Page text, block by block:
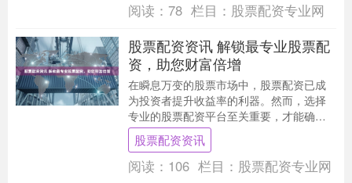
阅读： 78 栏目： 股票配资专业网
股票配资资讯 解锁最专业股票配
资，助您财富倍增
在瞬息万变的股票市场中，股票配资已成
为投资者提升收益率的利器。然而，选择
专业的股票配资平台至关重要，才能确保
资金安全和收益最大化。 * **放大收益：**
配资炒....
股票配资资讯
阅读： 106 栏目： 股票配资专业网